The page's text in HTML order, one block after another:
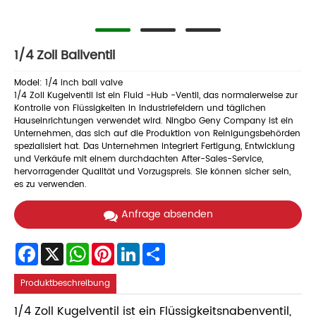
1/4 Zoll Ballventil
Model: 1/4 inch ball valve
1/4 Zoll Kugelventil ist ein Fluid -Hub -Ventil, das normalerweise zur
Kontrolle von Flüssigkeiten in Industriefeldern und täglichen
Hauseinrichtungen verwendet wird. Ningbo Geny Company ist ein
Unternehmen, das sich auf die Produktion von Reinigungsbehörden
spezialisiert hat. Das Unternehmen integriert Fertigung, Entwicklung
und Verkäufe mit einem durchdachten After-Sales-Service,
hervorragender Qualität und Vorzugspreis. Sie können sicher sein,
es zu verwenden.
Anfrage absenden
Facebook
X WhatsAppPinterestLinkedIn
Produktbeschreibung
1/4 Zoll Kugelventil ist ein Flüssigkeitsnabenventil,